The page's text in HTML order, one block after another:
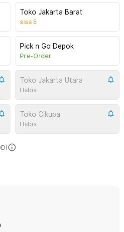
Toko Jakarta Barat
sisa 5
Pick n Go Depok
Pre-Order
Toko Jakarta Utara
Habis
Toko Cikupa
Habis